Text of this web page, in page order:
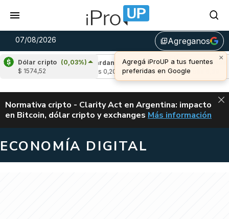
07/08/2026 library_addAgreganos
×
Agregá iProUP a tus fuentes
preferidas en Google
Dólar cripto (0,03%)
$ 1574,52
3,03%) Cardano (-3,60%)
u$s 0,20
Avalanche
u$s 6,39
ALERTA
Normativa cripto - Clarity Act en Argentina: impacto
en Bitcoin, dólar cripto y exchanges CLARITY ACT EN
Más información
ECONOMÍA DIGITAL